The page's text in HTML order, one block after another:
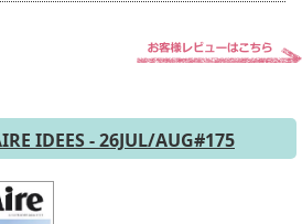
IDEES - 26JUL/AUG#175